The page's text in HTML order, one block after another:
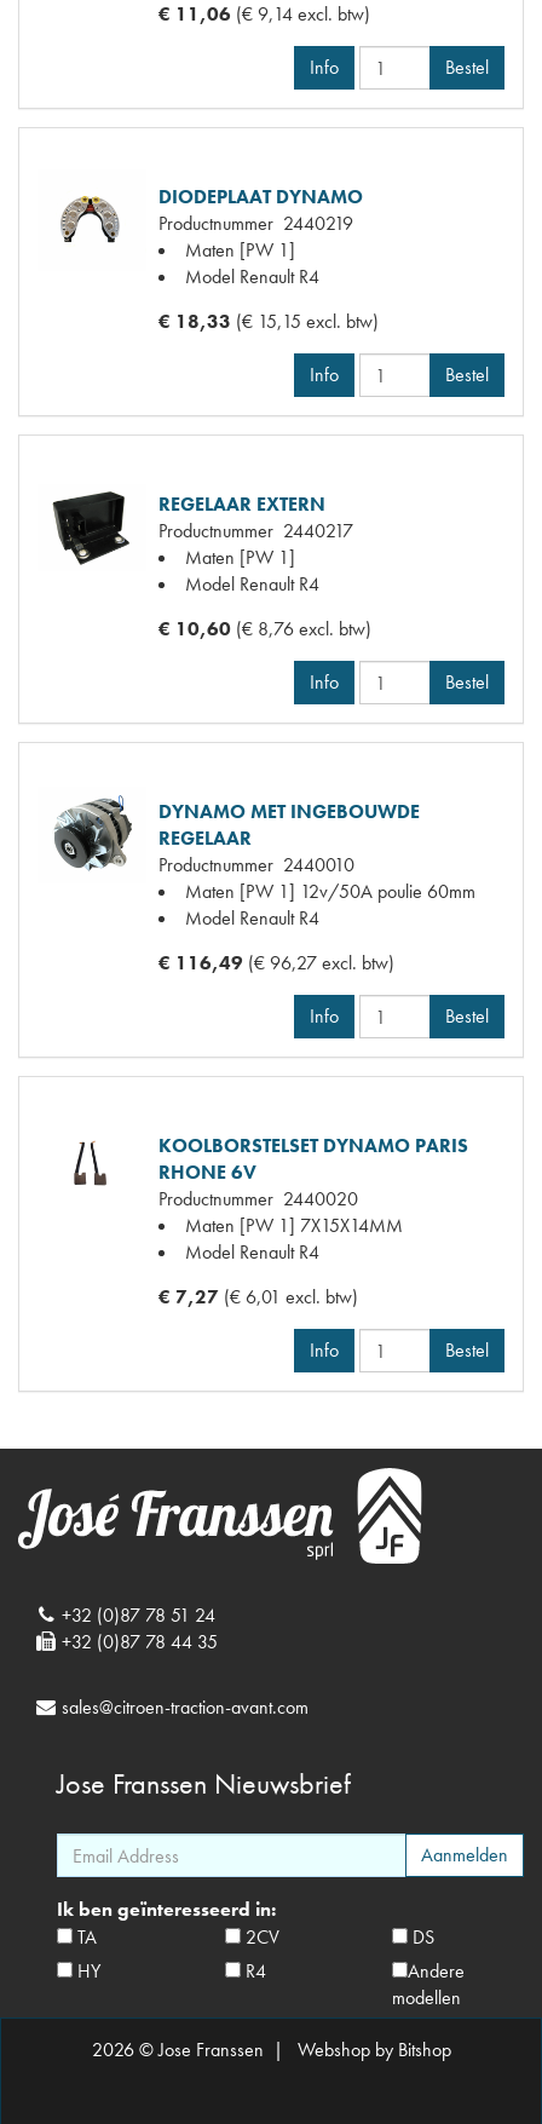
€ 11,06 (€ 9,14 excl. btw)
Info Bestel
DIODEPLAAT DYNAMO
Productnummer 2440219
Maten [PW 1]
Model Renault R4
€ 18,33 (€ 15,15 excl. btw)
Info Bestel
REGELAAR EXTERN
Productnummer 2440217
Maten [PW 1]
Model Renault R4
€ 10,60 (€ 8,76 excl. btw)
Info Bestel
DYNAMO MET INGEBOUWDE
REGELAAR
Productnummer 2440010
Maten [PW 1] 12v/50A poulie 60mm
Model Renault R4
€ 116,49 (€ 96,27 excl. btw)
Info Bestel
KOOLBORSTELSET DYNAMO PARIS
RHONE 6V
Productnummer 2440020
Maten [PW 1] 7X15X14MM
Model Renault R4
€ 7,27 (€ 6,01 excl. btw)
Info Bestel
+32 (0)87 78 51 24
+32 (0)87 78 44 35
sales@citroen-traction-avant.com
Jose Franssen Nieuwsbrief
Ik ben geïnteresseerd in:
TA
2CV
DS
HY
R4
Andere
modellen
2026 © Jose Franssen | Webshop by Bitshop